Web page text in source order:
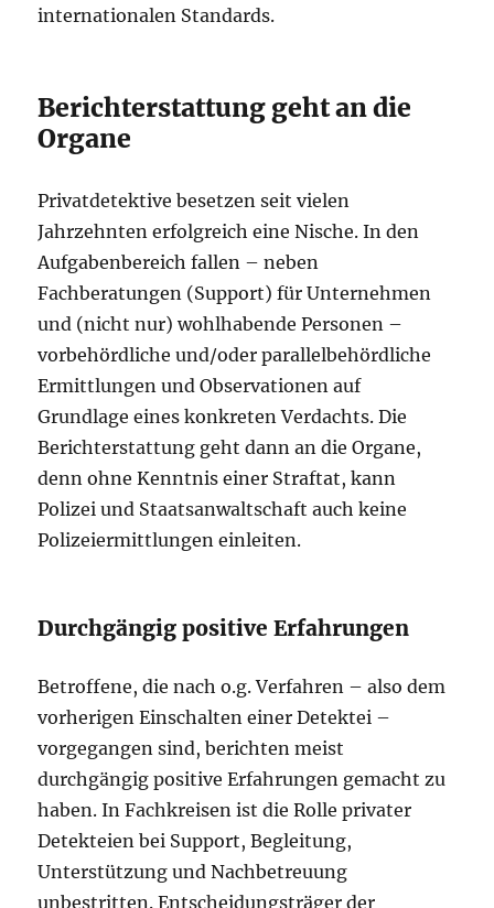
internationalen Standards.
Berichterstattung geht an die
Organe
Privatdetektive besetzen seit vielen
Jahrzehnten erfolgreich eine Nische. In den
Aufgabenbereich fallen – neben
Fachberatungen (Support) für Unternehmen
und (nicht nur) wohlhabende Personen –
vorbehördliche und/oder parallelbehördliche
Ermittlungen und Observationen auf
Grundlage eines konkreten Verdachts. Die
Berichterstattung geht dann an die Organe,
denn ohne Kenntnis einer Straftat, kann
Polizei und Staatsanwaltschaft auch keine
Polizeiermittlungen einleiten.
Durchgängig positive Erfahrungen
Betroffene, die nach o.g. Verfahren – also dem
vorherigen Einschalten einer Detektei –
vorgegangen sind, berichten meist
durchgängig positive Erfahrungen gemacht zu
haben. In Fachkreisen ist die Rolle privater
Detekteien bei Support, Begleitung,
Unterstützung und Nachbetreuung
unbestritten. Entscheidungsträger der